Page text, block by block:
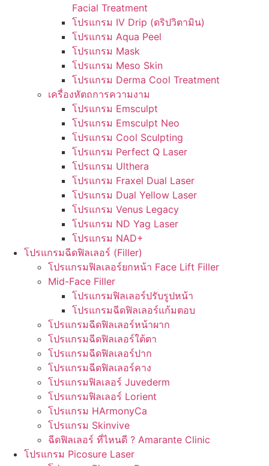
Facial Treatment
โปรแกรม IV Drip (ดริปวิตามิน)
โปรแกรม Aqua Peel
โปรแกรม Mask
โปรแกรม Meso Skin
โปรแกรม Derma Cool Treatment
เครื่องหัตถการความงาม
โปรแกรม Emsculpt
โปรแกรม Emsculpt Neo
โปรแกรม Cool Sculpting
โปรแกรม Perfect Q Laser
โปรแกรม Ulthera
โปรแกรม Fraxel Dual Laser
โปรแกรม Dual Yellow Laser
โปรแกรม Venus Legacy
โปรแกรม ND Yag Laser
โปรแกรม NAD+
โปรแกรมฉีดฟิลเลอร์ (Filler)
โปรแกรมฟิลเลอร์ยกหน้า Face Lift Filler
Mid-Face Filler
โปรแกรมฟิลเลอร์ปรับรูปหน้า
โปรแกรมฉีดฟิลเลอร์แก้มตอบ
โปรแกรมฉีดฟิลเลอร์หน้าผาก
โปรแกรมฉีดฟิลเลอร์ใต้ตา
โปรแกรมฉีดฟิลเลอร์ปาก
โปรแกรมฉีดฟิลเลอร์คาง
โปรแกรมฟิลเลอร์ Juvederm
โปรแกรมฟิลเลอร์ Lorient
โปรแกรม HArmonyCa
โปรแกรม Skinvive
ฉีดฟิลเลอร์ ที่ไหนดี ? Amarante Clinic
โปรแกรม Picosure Laser